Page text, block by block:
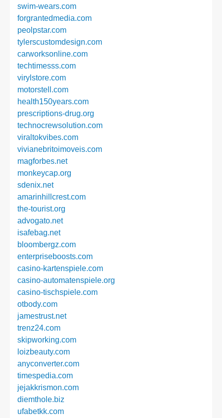
swim-wears.com
forgrantedmedia.com
peolpstar.com
tylerscustomdesign.com
carworksonline.com
techtimesss.com
virylstore.com
motorstell.com
health150years.com
prescriptions-drug.org
technocrewsolution.com
viraltokvibes.com
vivianebritoimoveis.com
magforbes.net
monkeycap.org
sdenix.net
amarinhillcrest.com
the-tourist.org
advogato.net
isafebag.net
bloombergz.com
enterpriseboosts.com
casino-kartenspiele.com
casino-automatenspiele.org
casino-tischspiele.com
otbody.com
jamestrust.net
trenz24.com
skipworking.com
loizbeauty.com
anyconverter.com
timespedia.com
jejakkrismon.com
diemthole.biz
ufabetkk.com